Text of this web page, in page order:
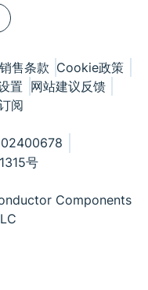
销售条款 Cookie政策
置 网站建议反馈
阅
号
Components